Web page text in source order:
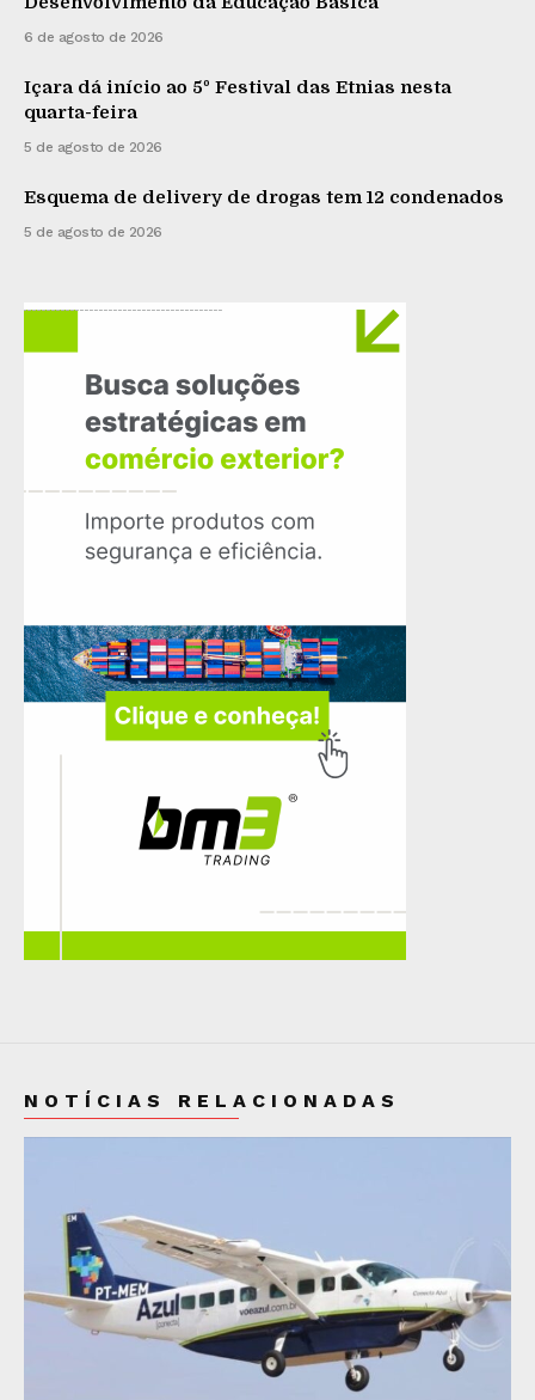
6 de agosto de 2026
Içara dá início ao 5º Festival das Etnias nesta
quarta-feira
5 de agosto de 2026
Esquema de delivery de drogas tem 12 condenados
5 de agosto de 2026
NOTÍCIAS RELACIONADAS